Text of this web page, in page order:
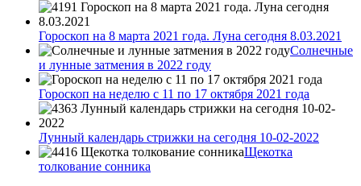
Гороскоп на 8 марта 2021 года. Луна сегодня 8.03.2021
Солнечные
и лунные затмения в 2022 году
Гороскоп на неделю с 11 по 17 октября 2021 года
Лунный календарь стрижки на сегодня 10-02-2022
Щекотка
толкование сонника